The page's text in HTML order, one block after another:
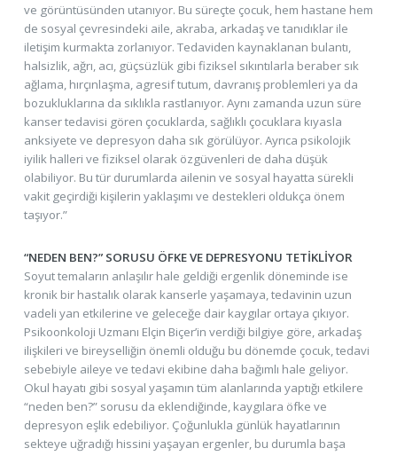
ve görüntüsünden utanıyor. Bu süreçte çocuk, hem hastane hem
de sosyal çevresindeki aile, akraba, arkadaş ve tanıdıklar ile
iletişim kurmakta zorlanıyor. Tedaviden kaynaklanan bulantı,
halsizlik, ağrı, acı, güçsüzlük gibi fiziksel sıkıntılarla beraber sık
ağlama, hırçınlaşma, agresif tutum, davranış problemleri ya da
bozukluklarına da sıklıkla rastlanıyor. Aynı zamanda uzun süre
kanser tedavisi gören çocuklarda, sağlıklı çocuklara kıyasla
anksiyete ve depresyon daha sık görülüyor. Ayrıca psikolojik
iyilik halleri ve fiziksel olarak özgüvenleri de daha düşük
olabiliyor. Bu tür durumlarda ailenin ve sosyal hayatta sürekli
vakit geçirdiği kişilerin yaklaşımı ve destekleri oldukça önem
taşıyor.”
“NEDEN BEN?” SORUSU ÖFKE VE DEPRESYONU TETİKLİYOR
Soyut temaların anlaşılır hale geldiği ergenlik döneminde ise
kronik bir hastalık olarak kanserle yaşamaya, tedavinin uzun
vadeli yan etkilerine ve geleceğe dair kaygılar ortaya çıkıyor.
Psikoonkoloji Uzmanı Elçin Biçer’in verdiği bilgiye göre, arkadaş
ilişkileri ve bireyselliğin önemli olduğu bu dönemde çocuk, tedavi
sebebiyle aileye ve tedavi ekibine daha bağımlı hale geliyor.
Okul hayatı gibi sosyal yaşamın tüm alanlarında yaptığı etkilere
“neden ben?” sorusu da eklendiğinde, kaygılara öfke ve
depresyon eşlik edebiliyor. Çoğunlukla günlük hayatlarının
sekteye uğradığı hissini yaşayan ergenler, bu durumla başa